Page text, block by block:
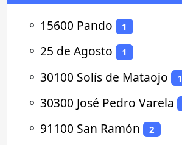
⚬ 15600 Pando 1
⚬ 25 de Agosto 1
⚬ 30100 Solís de Mataojo 1
⚬ 30300 José Pedro Varela
⚬ 91100 San Ramón 2